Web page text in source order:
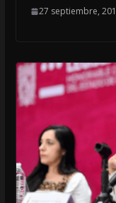
27 septiembre,